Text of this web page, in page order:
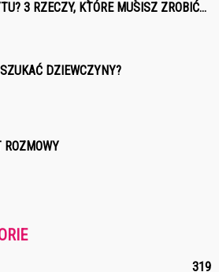
3 RZECZY, KTÓRE MUSISZ ZROBIĆ...
DZIEWCZYNY?
ROZMOWY
319